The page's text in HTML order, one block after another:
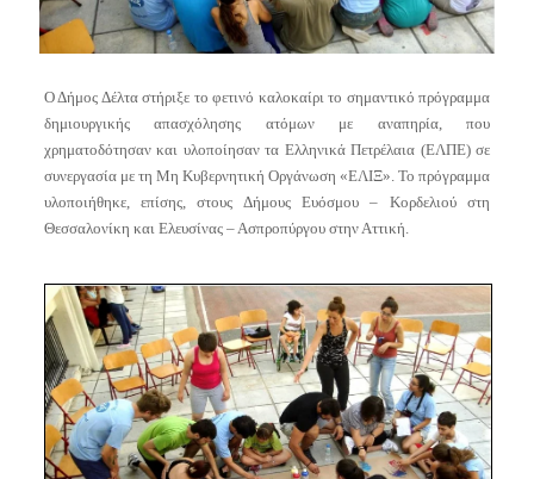
Ο Δήμος Δέλτα στήριξε το φετινό καλοκαίρι το σημαντικό πρόγραμμα
δημιουργικής απασχόλησης ατόμων με αναπηρία, που
χρηματοδότησαν και υλοποίησαν τα Ελληνικά Πετρέλαια (ΕΛΠΕ) σε
συνεργασία με τη Μη Κυβερνητική Οργάνωση «ΕΛΙΞ». Το πρόγραμμα
υλοποιήθηκε, επίσης, στους Δήμους Ευόσμου – Κορδελιού στη
Θεσσαλονίκη και Ελευσίνας – Ασπροπύργου στην Αττική.